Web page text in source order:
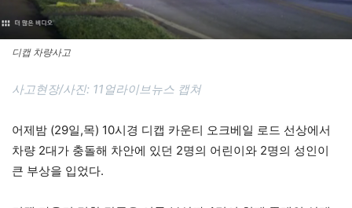
디캡 차량사고
사고현장/사진: 11얼라이브뉴스 캡쳐
어제밤 (29일,목) 10시경 디캡 카운티 오크베일 로드 선상에서
차량 2대가 충돌해 차안에 있던 2명의 어린이와 2명의 성인이
큰 부상을 입었다.